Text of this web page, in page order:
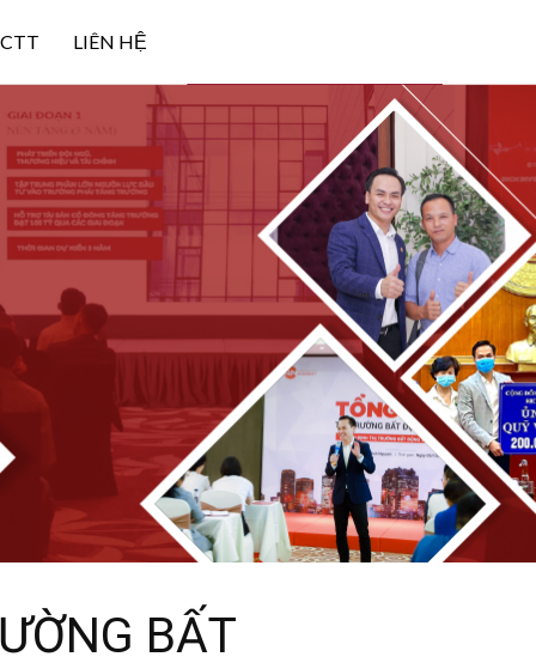
LIÊN HỆ
BẤT